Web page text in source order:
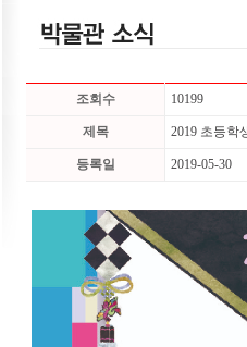
조회수 10199
제목 2019 초등학
등록일 2019-05-30